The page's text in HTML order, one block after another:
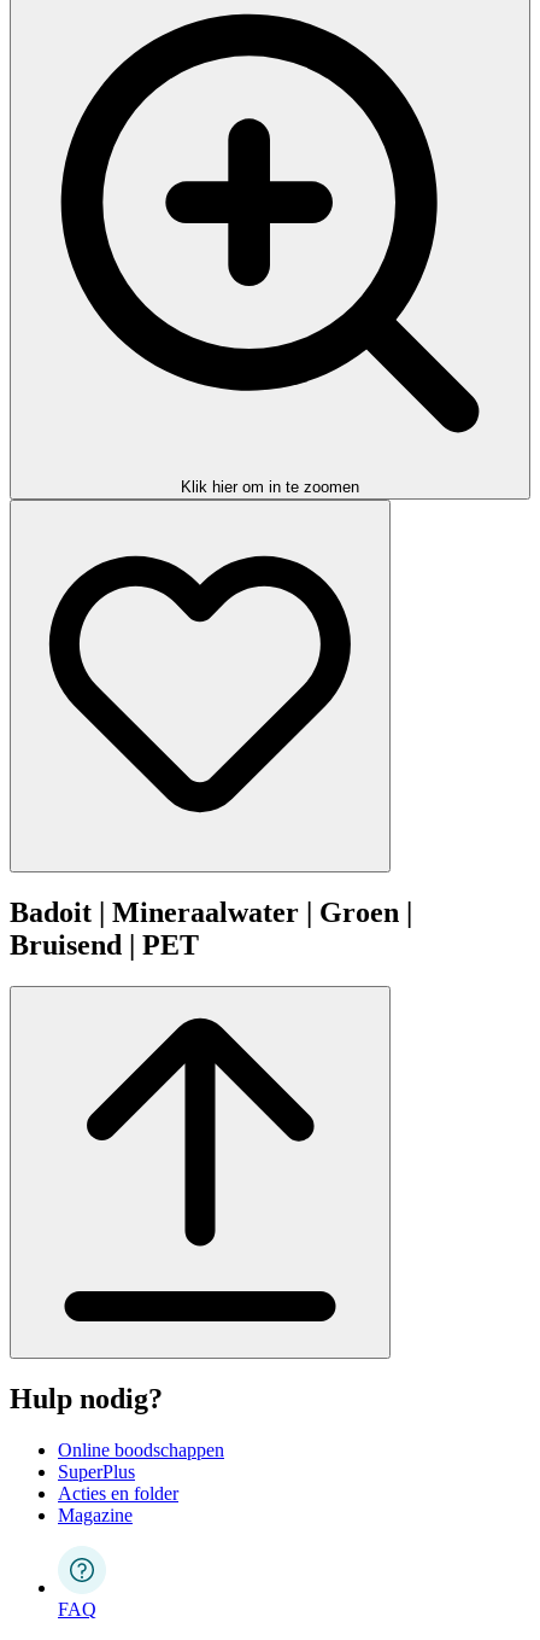
Klik hier om in te zoomen
Badoit | Mineraalwater | Groen |
Bruisend | PET
Hulp nodig?
Online boodschappen
SuperPlus
Acties en folder
Magazine
FAQ